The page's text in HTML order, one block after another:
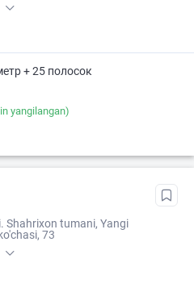
+ 25 полосок
yangilangan)
Shahrixon tumani, Yangi
73